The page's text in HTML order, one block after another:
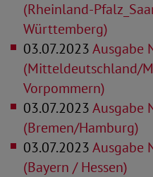
(Rheinland-
Württemberg)
03.07.2023Ausgabe
(Mitteldeutschland/
Vorpommern)
03.07.2023Ausgabe
(Bremen/Hamburg)
03.07.2023Ausgabe
(Bayern / Hessen)